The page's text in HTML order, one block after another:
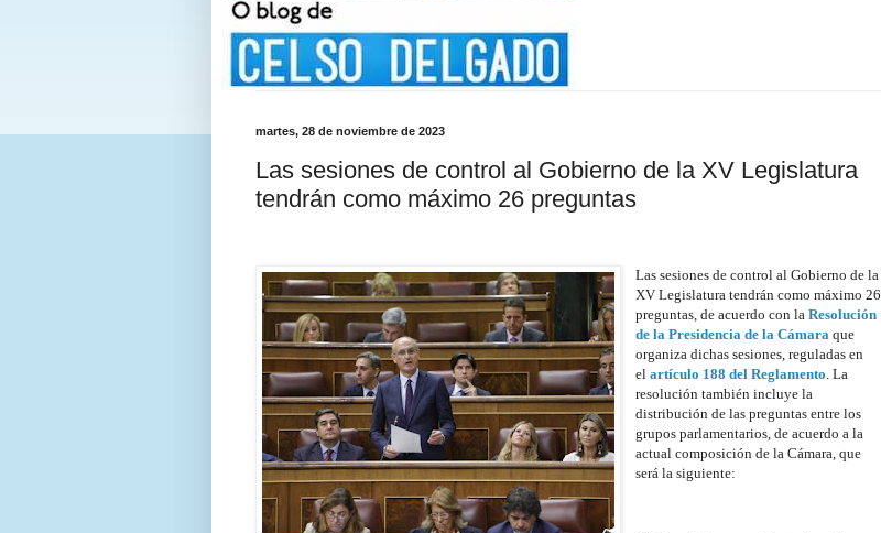
martes, 28 de noviembre de 2023
Las sesiones de control al Gobierno de la XV Legislatura
tendrán como máximo 26 preguntas
Las sesiones de control al Gobierno de la
XV Legislatura tendrán como máximo 26
preguntas, de acuerdo con laResolución
de la Presidencia de la Cámara que
organiza dichas sesiones, reguladas en
elartículo 188 del Reglamento . La
resolución también incluye la
distribución de las preguntas entre los
grupos parlamentarios, de acuerdo a la
actual composición de la Cámara, que
será la siguiente: